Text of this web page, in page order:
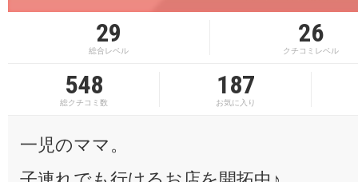
29
総合レベル
26
クチコミレベル
548
総クチコミ数
187
お気に入り
一児のママ。